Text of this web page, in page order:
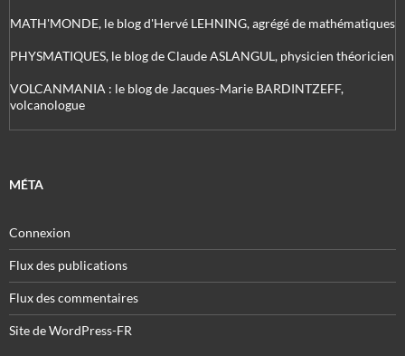
MATH'MONDE, le blog d'Hervé LEHNING, agrégé de mathématiques
PHYSMATIQUES, le blog de Claude ASLANGUL, physicien théoricien
VOLCANMANIA : le blog de Jacques-Marie BARDINTZEFF,
volcanologue
MÉTA
Connexion
Flux des publications
Flux des commentaires
Site de WordPress-FR